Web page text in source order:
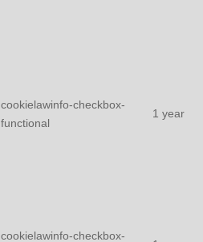
cookielawinfo-checkbox-
functional
1 year
cookielawinfo-checkbox-